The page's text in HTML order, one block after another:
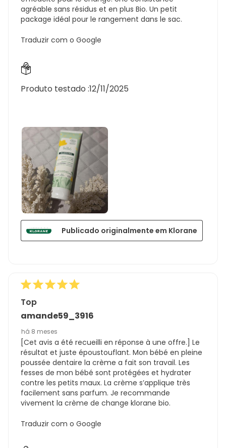
agréable sans résidus et en plus Bio. Un petit
package idéal pour le rangement dans le sac.
Traduzir com o Google
Produto testado :12/11/2025
Publicado originalmente em Klorane
Top
amande59_3916
há 8 meses
[Cet avis a été recueilli en réponse à une offre.] Le
résultat et juste époustouflant. Mon bébé en pleine
poussée dentaire la crème a fait son travail. Les
fesses de mon bébé sont protégées et hydrater
contre les petits maux. La crème s’applique très
facilement sans parfum. Je recommande
vivement la crème de change klorane bio.
Traduzir com o Google